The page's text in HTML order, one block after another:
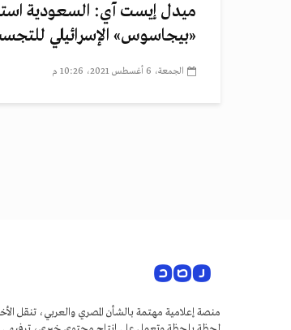
ميدل إيست آي: السعودية
«بيجاسوس» الإسرائيلي
الجمعة، 6 أغسطس 2021، 10:26 م
منصة إعلامية مهتمة بالشأن المصري والعربي، تنقل